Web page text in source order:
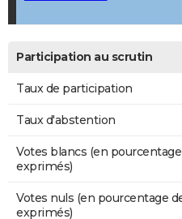
Participation au scrutin
Taux de participation
Taux d'abstention
Votes blancs (en
exprimés)
Votes nuls (en pourcentage
exprimés)